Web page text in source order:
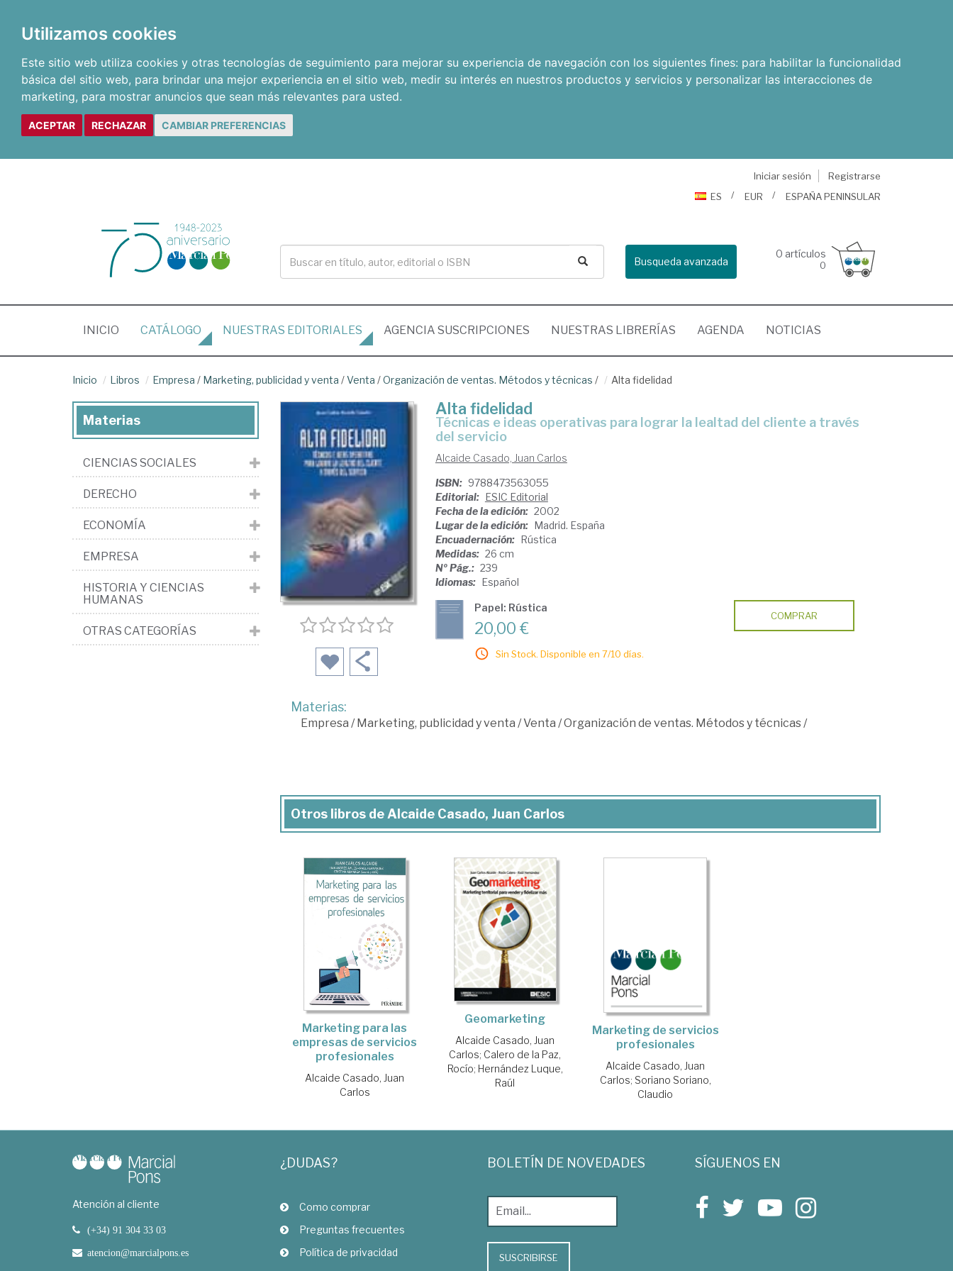
Utilizamos cookies
Este sitio web utiliza cookies y otras tecnologías de seguimiento para mejorar su experiencia de navegación con los siguientes fines: para habilitar la funcionalidad
básica del sitio web, para brindar una mejor experiencia en el sitio web, medir su interés en nuestros productos y servicios y personalizar las interacciones de
marketing, para mostrar anuncios que sean más relevantes para usted.
ACEPTAR RECHAZAR CAMBIAR PREFERENCIAS
Iniciar sesión
Registrarse
ES
EUR ESPAÑA PENINSULAR
Busqueda avanzada
0 artículos
0
INICIO (CURRENT)
CATÁLOGO NUESTRAS EDITORIALES AGENCIA SUSCRIPCIONES NUESTRAS LIBRERÍAS AGENDA NOTICIAS
Inicio Libros Empresa / Marketing, publicidad y venta /Venta /Organización de ventas. Métodos y técnicas / Alta fidelidad
Alta fidelidad
técnicas e ideas operativas para lograr la lealtad del cliente a través
del servicio
Alcaide Casado, Juan Carlos
ISBN: 9788473563055
Editorial: ESIC Editorial
Fecha de la edición: 2002
Lugar de la edición: Madrid. España
Encuadernación: Rústica
Medidas: 26 cm
Nº Pág.: 239
Idiomas: Español
Papel: Rústica
20,00 €
Sin Stock. Disponible en 7/10 días.
COMPRAR
Materias:
Empresa /Marketing, publicidad y venta /Venta /Organización de ventas. Métodos y técnicas/
Otros libros de Alcaide Casado, Juan Carlos
Marketing para las
empresas de servicios
profesionales
Alcaide Casado, Juan
Carlos
Geomarketing
Alcaide Casado, Juan
Carlos; Calero de la Paz,
Rocío; Hernández Luque,
Raúl
Marketing de servicios
profesionales
Alcaide Casado, Juan
Carlos; Soriano Soriano,
Claudio
Materias
CIENCIAS SOCIALES
DERECHO
ECONOMÍA
EMPRESA
HISTORIA Y CIENCIAS
HUMANAS
OTRAS CATEGORÍAS
Atención al cliente
(+34) 91 304 33 03
atencion@marcialpons.es
¿DUDAS?
Como comprar
Preguntas frecuentes
Política de privacidad
BOLETÍN DE NOVEDADES
SUSCRIBIRSE
SÍGUENOS EN